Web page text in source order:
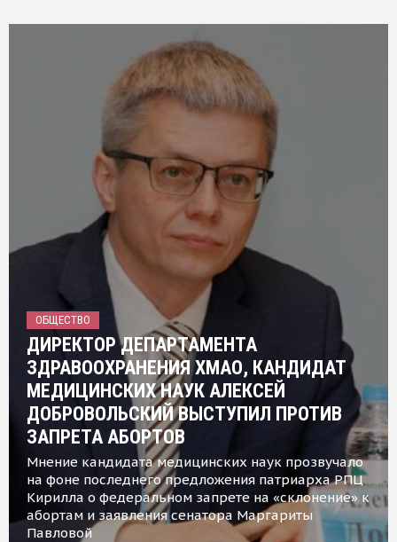
ОБЩЕСТВО
ДИРЕКТОР ДЕПАРТАМЕНТА
ЗДРАВООХРАНЕНИЯ ХМАО, КАНДИДАТ
МЕДИЦИНСКИХ НАУК АЛЕКСЕЙ
ДОБРОВОЛЬСКИЙ ВЫСТУПИЛ ПРОТИВ
ЗАПРЕТА АБОРТОВ
Мнение кандидата медицинских наук прозвучало
на фоне последнего предложения патриарха РПЦ
Кирилла о федеральном запрете на «склонение» к
абортам и заявления сенатора Маргариты
Павловой